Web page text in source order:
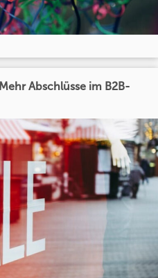
Abschlüsse im B2B-